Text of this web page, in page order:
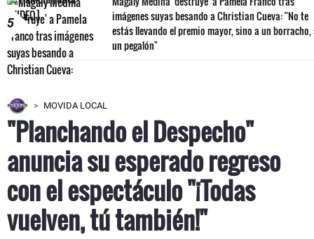
5
imágenes suyas besando a Christian Cueva: "No te
estás llevando el premio mayor, sino a un borracho,
un pegalón"
MOVIDA LOCAL
"Planchando el Despecho"
anuncia su esperado regreso
con el espectáculo "¡Todas
vuelven, tú también!"